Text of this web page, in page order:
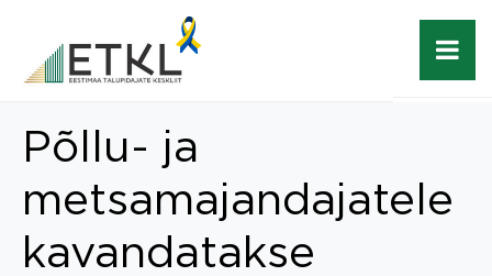
Põllu- ja
metsamajandajatele
kavandatakse